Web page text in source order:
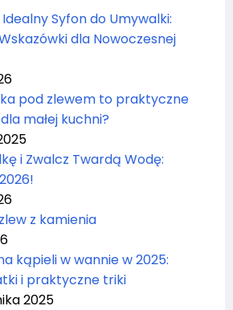
Syfon do Umywalki:
dla Nowoczesnej
pod zlewem to praktyczne
małej kuchni?
i Zwalcz Twardą Wodę:
z kamienia
kąpieli w wannie w 2025:
i praktyczne triki
2025